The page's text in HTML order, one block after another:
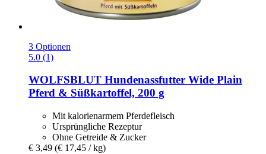
3 Optionen
5.0 (1)
WOLFSBLUT Hundenassfutter Wide Plain
Pferd & Süßkartoffel, 200 g
Mit kalorienarmem Pferdefleisch
Ursprüngliche Rezeptur
Ohne Getreide & Zucker
€ 3,49 (€ 17,45 / kg)